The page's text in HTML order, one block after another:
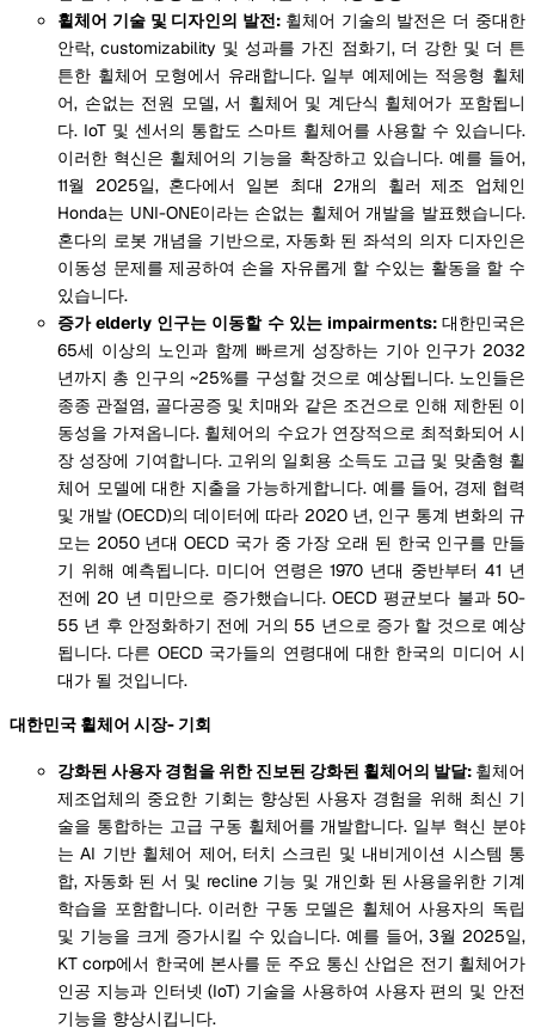
휠체어 기술 및 디자인의 발전: 휠체어 기술의 발전은 더 중대한
안락, customizability 및 성과를 가진 점화기, 더 강한 및 더 튼
튼한 휠체어 모형에서 유래합니다. 일부 예제에는 적응형 휠체
어, 손없는 전원 모델, 서 휠체어 및 계단식 휠체어가 포함됩니
다. IoT 및 센서의 통합도 스마트 휠체어를 사용할 수 있습니다.
이러한 혁신은 휠체어의 기능을 확장하고 있습니다. 예를 들어,
11월 2025일, 혼다에서 일본 최대 2개의 휠러 제조 업체인
Honda는 UNI-ONE이라는 손없는 휠체어 개발을 발표했습니다.
혼다의 로봇 개념을 기반으로, 자동화 된 좌석의 의자 디자인은
이동성 문제를 제공하여 손을 자유롭게 할 수있는 활동을 할 수
있습니다.
증가 elderly 인구는 이동할 수 있는 impairments: 대한민국은
65세 이상의 노인과 함께 빠르게 성장하는 기아 인구가 2032
년까지 총 인구의 ~25%를 구성할 것으로 예상됩니다. 노인들은
종종 관절염, 골다공증 및 치매와 같은 조건으로 인해 제한된 이
동성을 가져옵니다. 휠체어의 수요가 연장적으로 최적화되어 시
장 성장에 기여합니다. 고위의 일회용 소득도 고급 및 맞춤형 휠
체어 모델에 대한 지출을 가능하게합니다. 예를 들어, 경제 협력
및 개발 (OECD)의 데이터에 따라 2020 년, 인구 통계 변화의 규
모는 2050 년대 OECD 국가 중 가장 오래 된 한국 인구를 만들
기 위해 예측됩니다. 미디어 연령은 1970 년대 중반부터 41 년
전에 20 년 미만으로 증가했습니다. OECD 평균보다 불과 50-
55 년 후 안정화하기 전에 거의 55 년으로 증가 할 것으로 예상
됩니다. 다른 OECD 국가들의 연령대에 대한 한국의 미디어 시
대가 될 것입니다.
대한민국 휠체어 시장- 기회
강화된 사용자 경험을 위한 진보된 강화된 휠체어의 발달: 휠체어
제조업체의 중요한 기회는 향상된 사용자 경험을 위해 최신 기
술을 통합하는 고급 구동 휠체어를 개발합니다. 일부 혁신 분야
는 AI 기반 휠체어 제어, 터치 스크린 및 내비게이션 시스템 통
합, 자동화 된 서 및 recline 기능 및 개인화 된 사용을위한 기계
학습을 포함합니다. 이러한 구동 모델은 휠체어 사용자의 독립
및 기능을 크게 증가시킬 수 있습니다. 예를 들어, 3월 2025일,
KT corp에서 한국에 본사를 둔 주요 통신 산업은 전기 휠체어가
인공 지능과 인터넷 (IoT) 기술을 사용하여 사용자 편의 및 안전
기능을 향상시킵니다.